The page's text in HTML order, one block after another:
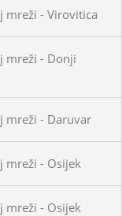
mreži - Virovitica
mreži - Donji
mreži - Daruvar
mreži - Osijek
mreži - Osijek